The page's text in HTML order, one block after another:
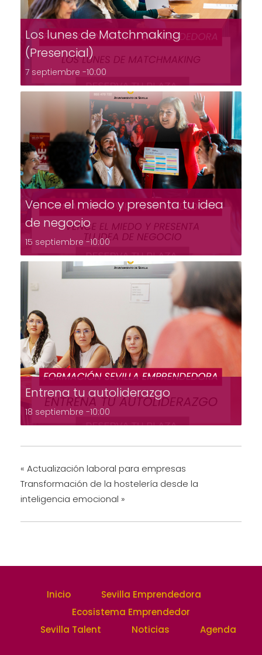
Los lunes de Matchmaking
(Presencial)
7 septiembre -10:00
Vence el miedo y presenta tu idea
de negocio
15 septiembre -10:00
Entrena tu autoliderazgo
18 septiembre -10:00
« Actualización laboral para empresas
Transformación de la hostelería desde la
inteligencia emocional »
Inicio
Sevilla Emprendedora
Ecosistema Emprendedor
Sevilla Talent
Noticias Agenda